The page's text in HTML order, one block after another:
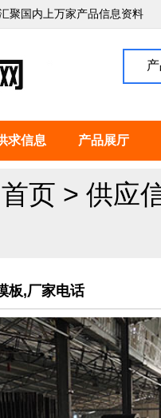
聚国内上万家产品信息资料
求信息 产品展厅
首页 > 供应
板,厂家电话